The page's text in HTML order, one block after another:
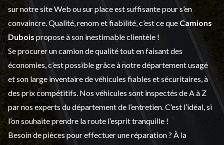
sur notre site Web ou sur place est suffisante pour s’en
convaincre. Qualité, renom et fiabilité, c’est ce que Camions
Dubois propose à son inestimable clientèle !
Se procurer un camion de qualité tout en faisant des
économies, c’est possible grâce à notredépartement usagé
et son large inventaire de véhicules fiables et sécuritaires, à
des prix compétitifs. Nos véhicules sont inspectés de A à Z
par nos experts du département de l’entretien . C’est l’idéal, si
l’on souhaite prendre la route l’esprit tranquille !
Besoin de pièces pour effectuer une réparation ? À la